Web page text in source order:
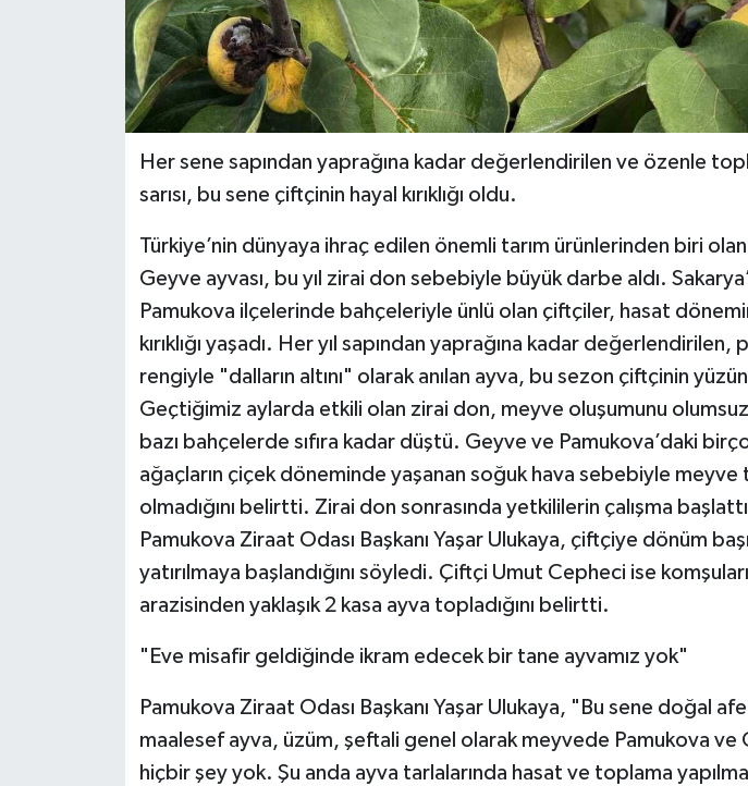
Her sene sapından yaprağına kadar değerlendirilen ve özenle
sarısı, bu sene çiftçinin hayal kırıklığı oldu.
Türkiye’nin dünyaya ihraç edilen önemli tarım ürünlerinden biri
Geyve ayvası, bu yıl zirai don sebebiyle büyük darbe aldı.
Pamukova ilçelerinde bahçeleriyle ünlü olan çiftçiler, hasat
kırıklığı yaşadı. Her yıl sapından yaprağına kadar değerlendirilen,
rengiyle "dalların altını" olarak anılan ayva, bu sezon çiftçinin
Geçtiğimiz aylarda etkili olan zirai don, meyve oluşumunu
bazı bahçelerde sıfıra kadar düştü. Geyve ve Pamukova’daki
ağaçların çiçek döneminde yaşanan soğuk hava sebebiyle meyve
olmadığını belirtti. Zirai don sonrasında yetkililerin çalışma
Pamukova Ziraat Odası Başkanı Yaşar Ulukaya, çiftçiye dönüm
yatırılmaya başlandığını söyledi. Çiftçi Umut Cepheci ise
arazisinden yaklaşık 2 kasa ayva topladığını belirtti.
"Eve misafir geldiğinde ikram edecek bir tane ayvamız yok"
Pamukova Ziraat Odası Başkanı Yaşar Ulukaya, "Bu sene doğal
maalesef ayva, üzüm, şeftali genel olarak meyvede Pamukova ve
hiçbir şey yok. Şu anda ayva tarlalarında hasat ve toplama